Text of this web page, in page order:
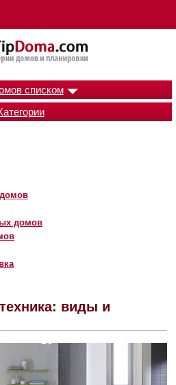
списком
домов
виды и